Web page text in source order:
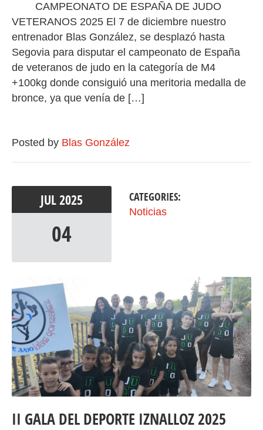
CAMPEONATO DE ESPAÑA DE JUDO
VETERANOS 2025 El 7 de diciembre nuestro
entrenador Blas González, se desplazó hasta
Segovia para disputar el campeonato de España
de veteranos de judo en la categoría de M4
+100kg donde consiguió una meritoria medalla de
bronce, ya que venía de […]
Posted by Blas González
JUL2025
04
CATEGORIES:
Noticias
II GALA DEL DEPORTE IZNALLOZ 2025